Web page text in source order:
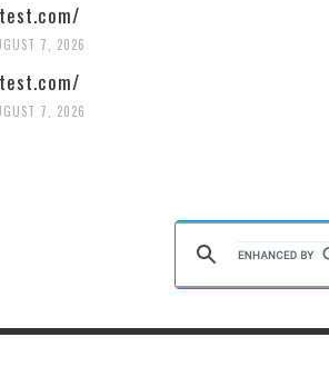
7, 2026
7, 2026